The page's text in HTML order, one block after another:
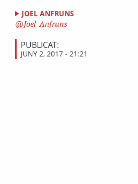
JOEL ANFRUNS
Joel_Anfruns
PUBLICAT:
JUNY 2, 2017 - 21:21